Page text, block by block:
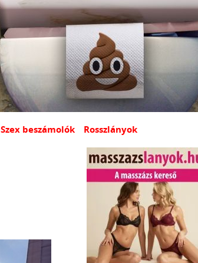
Szex beszámolók Rosszlányok